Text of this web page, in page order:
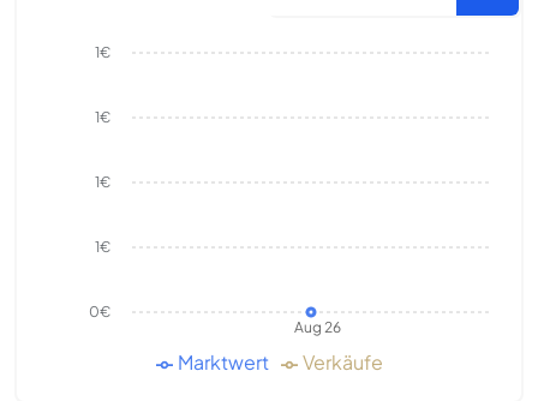
Aug 26
0€
1€
1€
1€
1€
Marktwert Verkäufe